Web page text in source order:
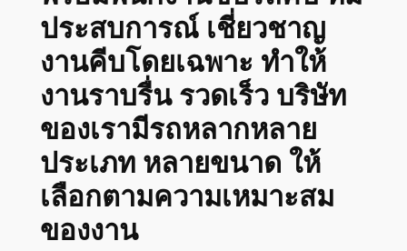
ประสบการณ์ เชี่ยวชาญ
งานคีบโดยเฉพาะ ทำให้
งานราบรื่น รวดเร็ว บริษัท
ของเรามีรถหลากหลาย
ประเภท หลายขนาด ให้
เลือกตามความเหมาะสม
ของงาน